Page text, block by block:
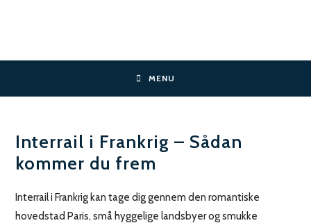
MENU
Interrail i Frankrig – Sådan
kommer du frem
Interrail i Frankrig kan tage dig gennem den romantiske
hovedstad Paris, små hyggelige landsbyer og smukke